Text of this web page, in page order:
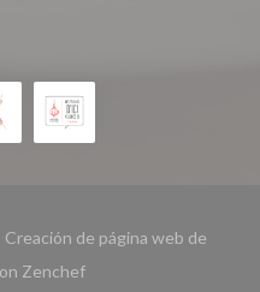
de página web de
Zenchef((abre en una nueva